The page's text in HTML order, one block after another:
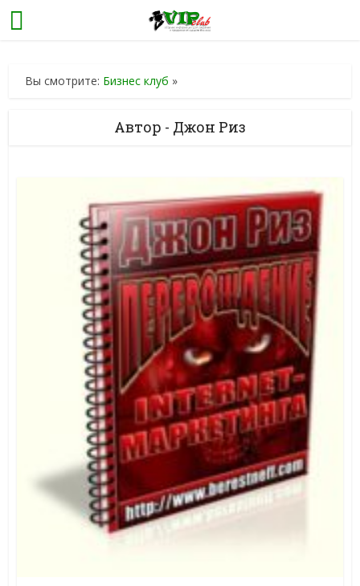
Вы смотрите: Бизнес клуб »
Автор - Джон Риз